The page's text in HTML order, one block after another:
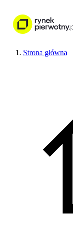
Strona główna